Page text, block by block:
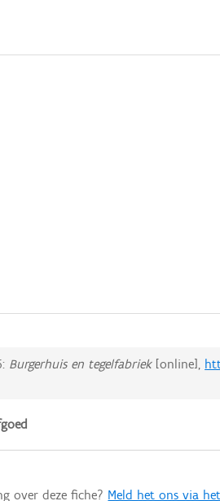
Burgerhuis en tegelfabriek[online],
over deze fiche? Meld het ons via